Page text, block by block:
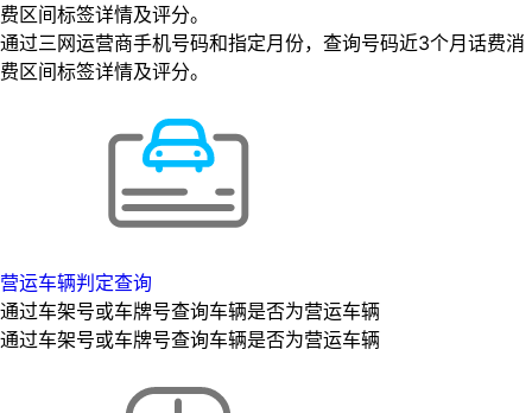
费区间标签详情及评分。
通过三网运营商手机号码和指定月份，查询号码近3个月话费消
费区间标签详情及评分。
营运车辆判定查询
通过车架号或车牌号查询车辆是否为营运车辆
通过车架号或车牌号查询车辆是否为营运车辆